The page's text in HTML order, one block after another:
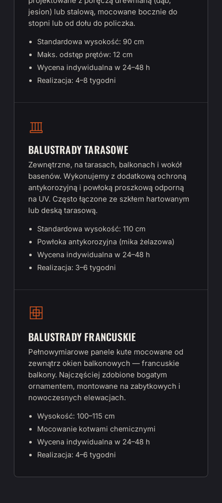
jesion) lub stalową, mocowane bocznie do
stopni lub od dołu do policzka.
Standardowa wysokość: 90 cm
Maks. odstęp prętów: 12 cm
Wycena indywidualna w 24–48 h
Realizacja: 4–8 tygodni
BALUSTRADY TARASOWE
Zewnętrzne, na tarasach, balkonach i wokół
basenów. Wykonujemy z dodatkową ochroną
antykorozyjną i powłoką proszkową odporną
na UV. Często łączone ze szkłem hartowanym
lub deską tarasową.
Standardowa wysokość: 110 cm
Powłoka antykorozyjna (mika żelazowa)
Wycena indywidualna w 24–48 h
Realizacja: 3–6 tygodni
BALUSTRADY FRANCUSKIE
Pełnowymiarowe panele kute mocowane od
zewnątrz okien balkonowych — francuskie
balkony. Najczęściej zdobione bogatym
ornamentem, montowane na zabytkowych i
nowoczesnych elewacjach.
Wysokość: 100–115 cm
Mocowanie kotwami chemicznymi
Wycena indywidualna w 24–48 h
Realizacja: 4–6 tygodni